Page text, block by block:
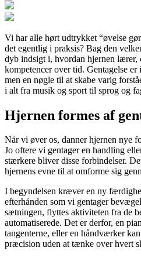
Vi har alle hørt udtrykket “øvelse
det egentlig i praksis? Bag den
dyb indsigt i, hvordan hjernen
kompetencer over tid. Gentagelse
men en nøgle til at skabe varig
i alt fra musik og sport til sprog og
Hjernen formes af
Når vi øver os, danner hjernen nye
Jo oftere vi gentager en handling
stærkere bliver disse forbindelser.
hjernens evne til at omforme sig
I begyndelsen kræver en ny
efterhånden som vi gentager
sætningen, flyttes aktiviteten fra de
automatiserede. Det er derfor, en
tangenterne, eller en håndværker
præcision uden at tænke over hvert